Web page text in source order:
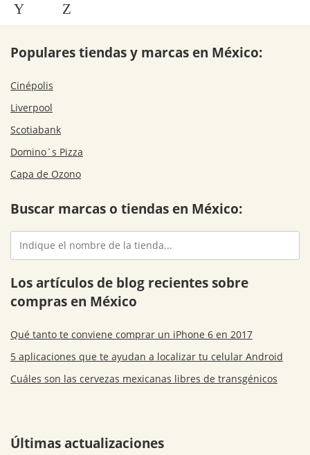
Y
Z
Populares tiendas y marcas en México:
Cinépolis
Liverpool
Scotiabank
Domino´s Pizza
Capa de Ozono
Buscar marcas o tiendas en México:
Los artículos de blog recientes sobre
compras en México
Qué tanto te conviene comprar un iPhone 6 en 2017
5 aplicaciones que te ayudan a localizar tu celular Android
Cuáles son las cervezas mexicanas libres de transgénicos
Últimas actualizaciones